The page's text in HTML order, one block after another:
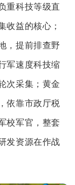
重科技等级直
收益的核心；
，提前排查野
军速度科技缩
次采集；黄金
依靠市政厅税
校军官，整套
发资源在作战